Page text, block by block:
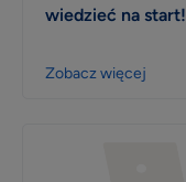
wiedzieć na start!
Zobacz więcej